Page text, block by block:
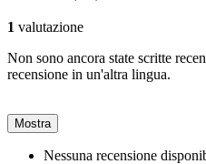
1 valutazione
Non sono ancora state scritte
recensione in un'altra lingua.
Mostra
Nessuna recensione